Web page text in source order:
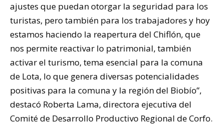
ajustes que puedan otorgar la seguridad para los
turistas, pero también para los trabajadores y hoy
estamos haciendo la reapertura del Chiflón, que
nos permite reactivar lo patrimonial, también
activar el turismo, tema esencial para la comuna
de Lota, lo que genera diversas potencialidades
positivas para la comuna y la región del Biobío”,
destacó Roberta Lama, directora ejecutiva del
Comité de Desarrollo Productivo Regional de Corfo.